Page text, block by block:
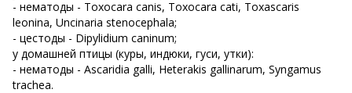
- нематоды - Toxocara canis, Toxocara cati, Toxascaris
leonina, Uncinaria stenocephala;
- цестоды - Dipylidіum caninum;
у домашней птицы (куры, индюки, гуси, утки):
- нематоды - Ascaridia galli, Heterakis gallinarum, Syngamus
trachea.